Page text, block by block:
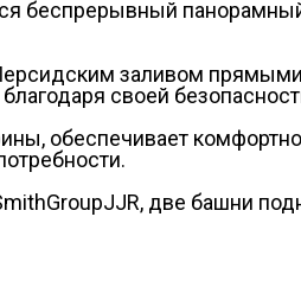
беспрерывный
заливом
своей
обеспечивает
две башни